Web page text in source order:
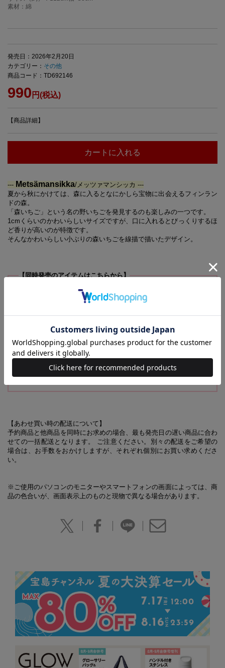
素材：綿
発売日：2026年2月20日
カテゴリー： その他
商品コード：TD692146
990 円(税込)
【商品詳細】
カートに入れる
--- Metsämansikka/メッツァマンシッカ ---
夏から秋にかけては、森に入るとなにかしら宝物に出会えるフィンラン
ドの森。
「森いちご」という名の野いちごを発見するのも楽しみの一つです。
1cmくらいのかわいらしいサイズですが、口に入れるとびっくりするほ
ど香りが高いのが特徴です。
そんなかわいらしい小ぶりの森いちごを線描で描いたデザイン。
【同時発売のアイテムはこちらから】
kippis オックス 50cmカットクロス Metsämansikka ベージュ
kippis オックス 50cmカットクロス Kävelevä kissa イエロー
kippis オックス 50cmカットクロス Ruusu ベージュ
kippis オックス 50cmカットクロス Ruusu ブルー
【あわせ買い時の配送について】
予約商品と他商品を同時にお求めの場合、最も発売日の遅い商品に合わ
せての一括配送となります。 ご注意ください。別々の配送をご希望の
場合は、お手数をおかけしますが、それぞれ個別にお買い求めくださ
い。
※ご使用のパソコンのモニターやスマートフォンの画面によっては、商
品の色合いが、画面表示上のものと現物で異なる場合があります。